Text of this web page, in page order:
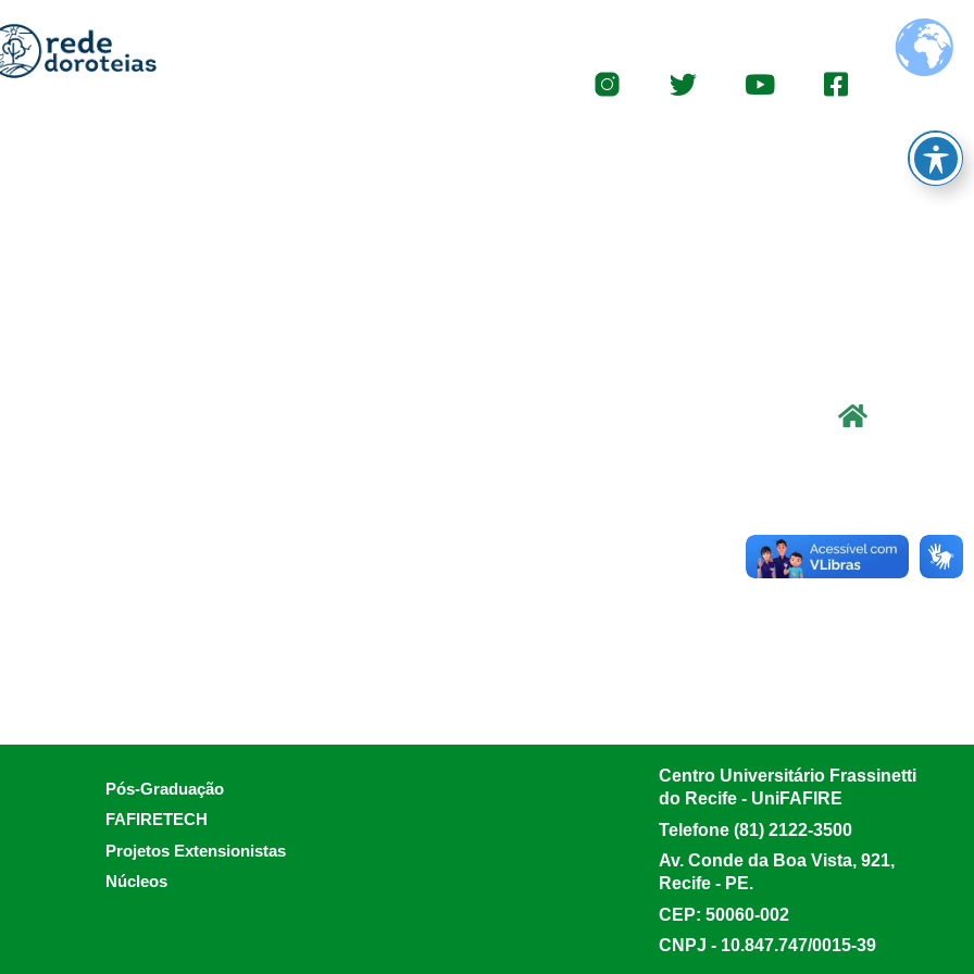
Facebook-
square
Pós-Graduação
FAFIRETECH
Projetos Extensionistas
Núcleos
Centro Universitário Frassinetti
do Recife - UniFAFIRE
Telefone (81) 2122-3500
Av. Conde da Boa Vista, 921,
Recife - PE.
CEP: 50060-002
CNPJ - 10.847.747/0015-39